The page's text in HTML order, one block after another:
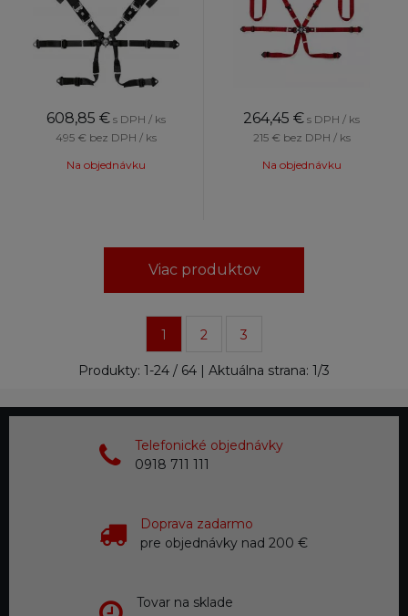
608,85 € s DPH / ks
495 € bez DPH / ks
Na objednávku
264,45 € s DPH / ks
215 € bez DPH / ks
Na objednávku
Viac produktov
1 2 3
Produkty: 1-24 / 64 | Aktuálna strana: 1/3
Telefonické objednávky
0918 711 111
Doprava zadarmo
pre objednávky nad 200 €
Tovar na sklade